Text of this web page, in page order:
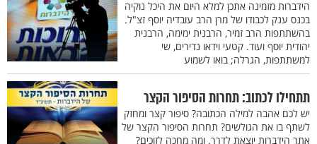
הידברות מזמינה אתכן למלא היום את היכל נוקיה
בכנס ענק לכבודו של מרן הרב עובדיה יוסף זצ"ל.
בהשתתפות הרב זמיר, הרבנית ימימה, הרבנית
יהודית יוסף ועוד. קטעי וידאו נדירים, שי
למשתתפות, הגרלה; בואו לשמוע
תתחילו לכתוב: תחרות הסיפור הקצר
יש לכם אהבה למילה הכתובה? סיפור קצר ומחזק
לשתף בו את הגולשים? תחרות הסיפור הקצר של
אתר הידברות יוצאת לדרך. ומה מחכה לזוכים?